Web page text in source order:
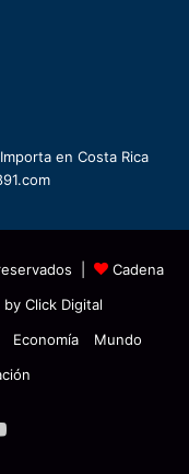
en Costa Rica
|
Cadena
by Click Digital
Economía
Mundo
YouTube